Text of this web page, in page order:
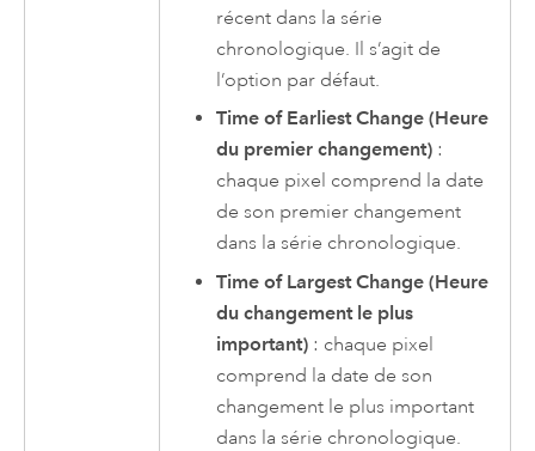
récent dans la série
chronologique. Il s’agit de
l’option par défaut.
Time of Earliest Change (Heure
du premier changement) :
chaque pixel comprend la date
de son premier changement
dans la série chronologique.
Time of Largest Change (Heure
du changement le plus
important) : chaque pixel
comprend la date de son
changement le plus important
dans la série chronologique.